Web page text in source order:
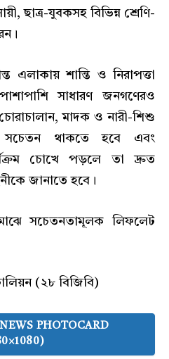
ছাত্র-যুবকসহ বিভিন্ন শ্রেণি-
এলাকায় শান্তি ও নিরাপত্তা
সাধারণ জনগণেরও
মাদক ও নারী-শিশু
সচেতন থাকতে হবে এবং
চোখে পড়লে তা দ্রুত
জানাতে হবে।
সচেতনতামূলক লিফলেট
(২৮ বিজিবি)
PHOTOCARD